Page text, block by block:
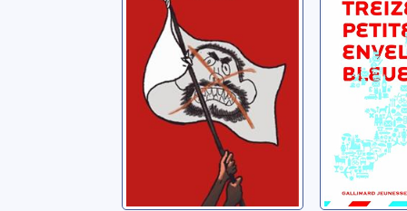
Zenatti, Valérie
bleues
Johnson,